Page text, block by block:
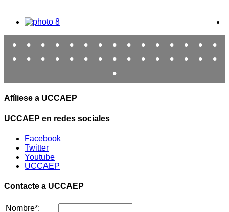
• • • • • • • • • • • • • •
•
•
• • • • • • • • • • • • •
•
•
Afíliese a UCCAEP
UCCAEP en redes sociales
Facebook
Twitter
Youtube
UCCAEP
Contacte a UCCAEP
Nombre*: